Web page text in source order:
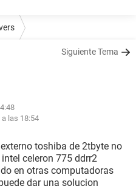
Siguiente Tema
a las 18:54
toshiba de 2tbyte no
celeron 775 ddrr2
en otras computadoras
dar una solucion